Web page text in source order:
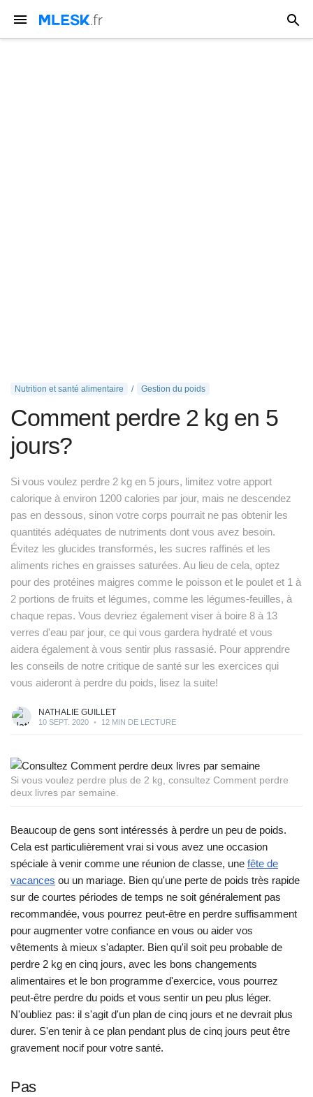
Nutrition et santé alimentaire Gestion du poids
Comment perdre 2 kg en 5
jours?
Si vous voulez perdre 2 kg en 5 jours, limitez votre apport
calorique à environ 1200 calories par jour, mais ne descendez
pas en dessous, sinon votre corps pourrait ne pas obtenir les
quantités adéquates de nutriments dont vous avez besoin.
Évitez les glucides transformés, les sucres raffinés et les
aliments riches en graisses saturées. Au lieu de cela, optez
pour des protéines maigres comme le poisson et le poulet et 1 à
2 portions de fruits et légumes, comme les légumes-feuilles, à
chaque repas. Vous devriez également viser à boire 8 à 13
verres d'eau par jour, ce qui vous gardera hydraté et vous
aidera également à vous sentir plus rassasié. Pour apprendre
les conseils de notre critique de santé sur les exercices qui
vous aideront à perdre du poids, lisez la suite!
NATHALIE GUILLET
10 SEPT. 2020 • 12 MIN DE LECTURE
Si vous voulez perdre plus de 2 kg, consultez Comment perdre
deux livres par semaine.
Beaucoup de gens sont intéressés à perdre un peu de poids.
Cela est particulièrement vrai si vous avez une occasion
spéciale à venir comme une réunion de classe, une fête de
vacances ou un mariage. Bien qu'une perte de poids très rapide
sur de courtes périodes de temps ne soit généralement pas
recommandée, vous pourrez peut-être en perdre suffisamment
pour augmenter votre confiance en vous ou aider vos
vêtements à mieux s'adapter. Bien qu'il soit peu probable de
perdre 2 kg en cinq jours, avec les bons changements
alimentaires et le bon programme d'exercice, vous pourrez
peut-être perdre du poids et vous sentir un peu plus léger.
N'oubliez pas: il s'agit d'un plan de cinq jours et ne devrait plus
durer. S'en tenir à ce plan pendant plus de cinq jours peut être
gravement nocif pour votre santé.
Pas